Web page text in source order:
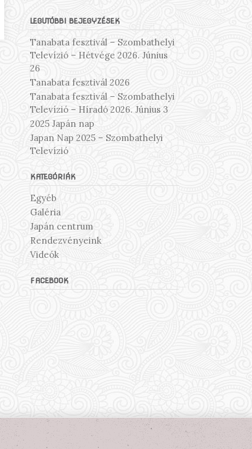
LEGUTÓBBI BEJEGYZÉSEK
Tanabata fesztivál – Szombathelyi
Televízió – Hétvége 2026. Június
26
Tanabata fesztivál 2026
Tanabata fesztivál – Szombathelyi
Televízió – Híradó 2026. Június 3
2025 Japán nap
Japan Nap 2025 – Szombathelyi
Televízió
KATEGÓRIÁK
Egyéb
Galéria
Japán centrum
Rendezvényeink
Videók
FACEBOOK